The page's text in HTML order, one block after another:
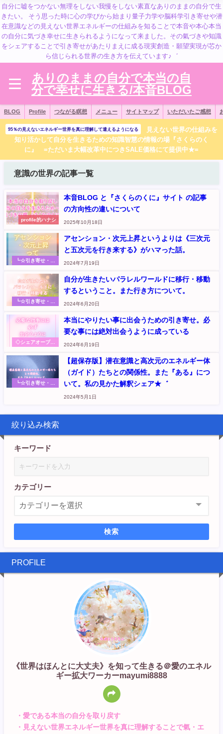
自分に嘘をつかない無理をしない我慢をしない素直なありのままの自分で生
きたい。 そう思った時に心の学びから始まり量子力学や脳科学引き寄せや潜
在意識などの見えない世界エネルギーの仕組みを知ることで本音や本心本当
の自分に気づき幸せに生きられるようになって来ました。その氣づきや知識
をシェアすることで引き寄せがあたりまえに成る現実創造・願望実現が芯か
ら信じられる世界の生き方を伝えています♪゛
ありのままの自分で本当の自
分で幸せに生きる/本音BLOG
BLOG Profile つながる瞑想 メニュー サイトマップ いただいたご感想
95％の見えないエネルギー世界を真に理解して遣えるようになる
見えない世界の仕組みを
知り活かして自分を生きるための知識智慧の情報の場『さくらのく
に』 =ただいま大幅改革中につきSALE価格にて提供中★=
意識の世界の記事一覧
profile的ハナシ
本音BLOG と『さくらのくに』サイト の記事
の方向性の違いについて
2025年10月18日
┗☆引き寄せ・お
アルな実践体験や
氣づきのシェア
（元『さくらのく
に』記事
アセンション・次元上昇というよりは《三次元
と五次元を行き来する》がハマった話。
2024年7月19日
┗☆引き寄せ・お
アルな実践体験や
氣づきのシェア
（元『さくらのく
に』記事
自分が生きたいパラレルワールドに移行・移動
するということ。また行き方について。
2024年6月20日
◇シェアオープン
伝えます
本当にやりたい事に出会うための引き寄せ。必
要な事には絶対出会うように成っている
2024年6月19日
┗☆引き寄せ・お
に』記事
【超保存版】潜在意識と高次元のエネルギー体
（ガイド）たちとの関係性。また『ある』につ
いて。私の見かた解釈シェア★゛
2024年5月1日
絞り込み検索
キーワード
カテゴリー
検索
PROFILE
《世界はほんとに大丈夫》を知って生きる＠愛のエネル
ギー拡大ワーカーmayumi8888
・愛である本当の自分を取り戻す
・見えない世界エネルギー世界を真に理解することで氣・エ